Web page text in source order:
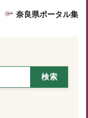
奈良県ポータル集